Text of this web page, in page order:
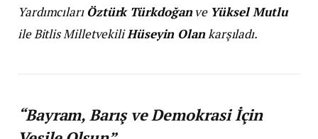
Yardımcıları Öztürk Türkdoğanve Yüksel Mutlu
ile Bitlis MilletvekiliHüseyin Olankarşıladı.
“Bayram, Barış ve Demokrasi İçin